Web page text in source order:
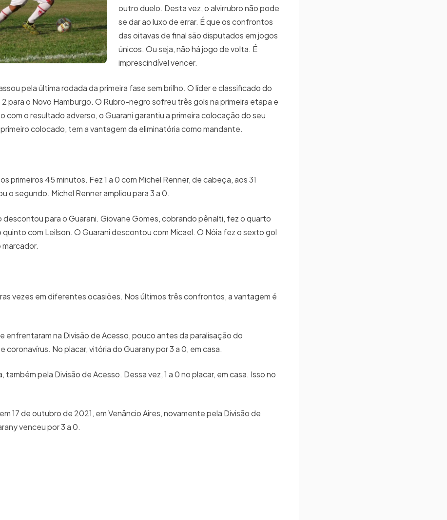
outro duelo. Desta vez, o alvirrubro não pode
se dar ao luxo de errar. É que os confrontos
das oitavas de final são disputados em jogos
únicos. Ou seja, não há jogo de volta. É
imprescindível vencer.
pela última rodada da primeira fase sem brilho. O líder e classificado do
para o Novo Hamburgo. O Rubro-negro sofreu três gols na primeira etapa e
com o resultado adverso, o Guarani garantiu a primeira colocação do seu
colocado, tem a vantagem da eliminatória como mandante.
primeiros 45 minutos. Fez 1 a 0 com Michel Renner, de cabeça, aos 31
o segundo. Michel Renner ampliou para 3 a 0.
para o Guarani. Giovane Gomes, cobrando pênalti, fez o quarto
com Leilson. O Guarani descontou com Micael. O Nóia fez o sexto gol
vezes em diferentes ocasiões. Nos últimos três confrontos, a vantagem é
enfrentaram na Divisão de Acesso, pouco antes da paralisação do
No placar, vitória do Guarany por 3 a 0, em casa.
pela Divisão de Acesso. Dessa vez, 1 a 0 no placar, em casa. Isso no
17 de outubro de 2021, em Venâncio Aires, novamente pela Divisão de
venceu por 3 a 0.